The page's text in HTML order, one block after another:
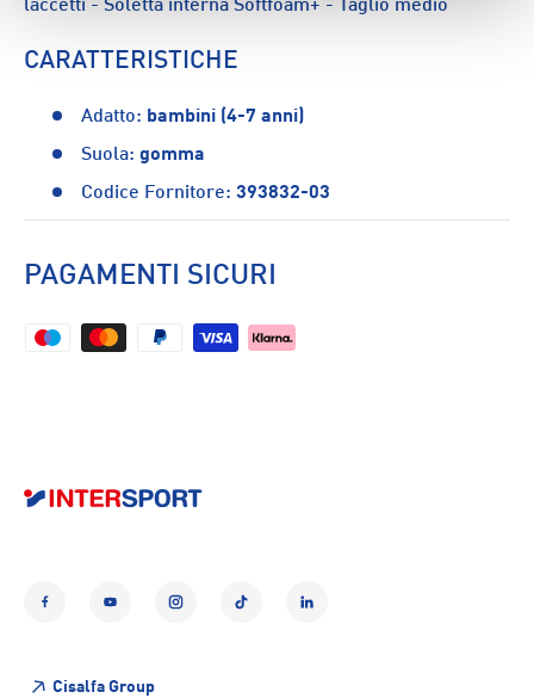
laccetti - Soletta interna Softfoam+ - Taglio medio
CARATTERISTICHE
Adatto: bambini (4-7 anni)
Suola: gomma
Codice Fornitore: 393832-03
PAGAMENTI SICURI
YouTubeInstagramTikTok LinkedIn
Cisalfa Group